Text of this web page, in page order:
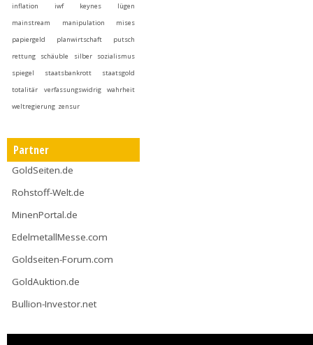
inflation
iwf keynes
lügen
mainstream
manipulation
mises
papiergeld
planwirtschaft
putsch
rettung
schäuble silber
sozialismus
spiegel
staatsbankrott
staatsgold
totalitär
verfassungswidrig
wahrheit
weltregierung zensur
Partner
GoldSeiten.de
Rohstoff-Welt.de
MinenPortal.de
EdelmetallMesse.com
Goldseiten-Forum.com
GoldAuktion.de
Bullion-Investor.net